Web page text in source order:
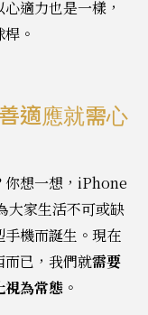
適力也是一樣，
。
適應就需心
你想一想，iPhone
大家生活不可或缺
機而誕生。現在
而已，我們就需要
視為常態 。